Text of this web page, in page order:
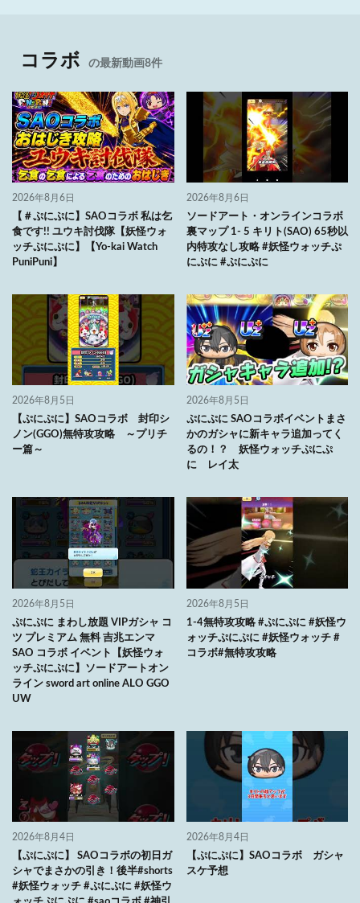
コラボ の最新動画8件
2026年8月6日
【＃ぷにぷに】SAOコラボ 私は乞
食です!! ユウキ討伐隊【妖怪ウォ
ッチぷにぷに】【Yo-kai Watch
PuniPuni】
2026年8月6日
ソードアート・オンラインコラボ
裏マップ 1- 5 キリト(SAO) 65秒以
内特攻なし攻略 #妖怪ウォッチぷ
にぷに #ぷにぷに
2026年8月5日
【ぷにぷに】SAOコラボ 封印シ
ノン(GGO)無特攻攻略 ～プリチ
ー篇～
2026年8月5日
ぷにぷに SAOコラボイベントまさ
かのガシャに新キャラ追加ってく
るの！？ 妖怪ウォッチぷにぷ
に レイ太
2026年8月5日
ぷにぷに まわし放題 VIPガシャ コ
ツ プレミアム 無料 吉兆エンマ
SAO コラボ イベント【妖怪ウォ
ッチぷにぷに】ソードアートオン
ライン sword art online ALO GGO
UW
2026年8月5日
1-4無特攻攻略 #ぷにぷに #妖怪ウ
ォッチぷにぷに #妖怪ウォッチ #
コラボ#無特攻攻略
2026年8月4日
【ぷにぷに】 SAOコラボの初日ガ
シャでまさかの引き！後半#shorts
#妖怪ウォッチ #ぷにぷに #妖怪ウ
2026年8月4日
【ぷにぷに】SAOコラボ ガシャ
スケ予想